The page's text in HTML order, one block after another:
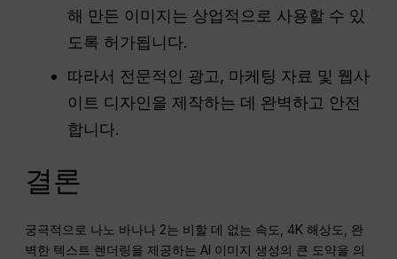
해 만든 이미지는 상업적으로 사용할 수 있
도록 허가됩니다.
따라서 전문적인 광고, 마케팅 자료 및 웹사
이트 디자인을 제작하는 데 완벽하고 안전
합니다.
결론
궁극적으로 나노 바나나 2는 비할 데 없는 속도, 4K 해상도, 완
벽한 텍스트 렌더링을 제공하는 AI 이미지 생성의 큰 도약을 의